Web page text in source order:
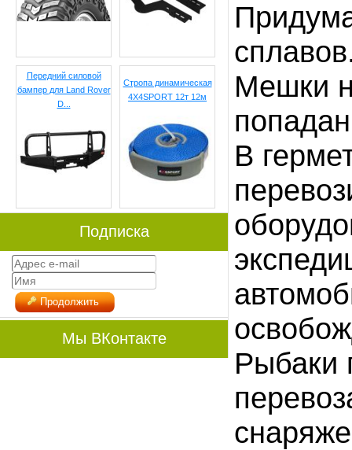
Передний силовой
бампер для Land Rover
D...
Стропа динамическая
4X4SPORT 12т 12м
Подписка
Продолжить
Мы ВКонтакте
Мешки
В
Рыбаки